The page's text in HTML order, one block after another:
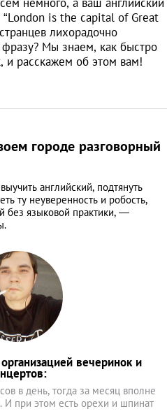
“London is the capital of Great
лихорадочно
Мы знаем, как быстро
и расскажем об этом вам!
городе разговорный
английский, подтянуть
ту неуверенность и робость,
без языковой практики, —
вечеринок и
в день, тогда за месяц вполне
И при этом есть орехи и шпинат